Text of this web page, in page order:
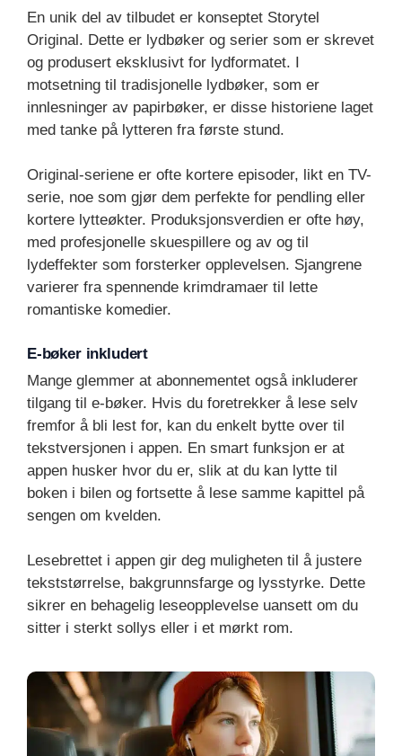
En unik del av tilbudet er konseptet Storytel
Original. Dette er lydbøker og serier som er skrevet
og produsert eksklusivt for lydformatet. I
motsetning til tradisjonelle lydbøker, som er
innlesninger av papirbøker, er disse historiene laget
med tanke på lytteren fra første stund.
Original-seriene er ofte kortere episoder, likt en TV-
serie, noe som gjør dem perfekte for pendling eller
kortere lytteøkter. Produksjonsverdien er ofte høy,
med profesjonelle skuespillere og av og til
lydeffekter som forsterker opplevelsen. Sjangrene
varierer fra spennende krimdramaer til lette
romantiske komedier.
E-bøker inkludert
Mange glemmer at abonnementet også inkluderer
tilgang til e-bøker. Hvis du foretrekker å lese selv
fremfor å bli lest for, kan du enkelt bytte over til
tekstversjonen i appen. En smart funksjon er at
appen husker hvor du er, slik at du kan lytte til
boken i bilen og fortsette å lese samme kapittel på
sengen om kvelden.
Lesebrettet i appen gir deg muligheten til å justere
tekststørrelse, bakgrunnsfarge og lysstyrke. Dette
sikrer en behagelig leseopplevelse uansett om du
sitter i sterkt sollys eller i et mørkt rom.